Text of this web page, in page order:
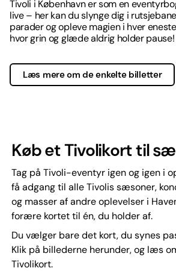
Tivoli i København er som en
live – her kan du slynge dig i
parader og opleve magien i hver
hvor grin og glæde aldrig holder pause!
Læs mere om de enkelte billetter
Køb et Tivolikort til
Tag på Tivoli-eventyr igen og igen i
få adgang til alle Tivolis sæsoner,
og masser af andre oplevelser i
forære kortet til én, du holder af.
Du vælger bare det kort, du synes
Klik på billederne herunder, og læs
Tivolikort.